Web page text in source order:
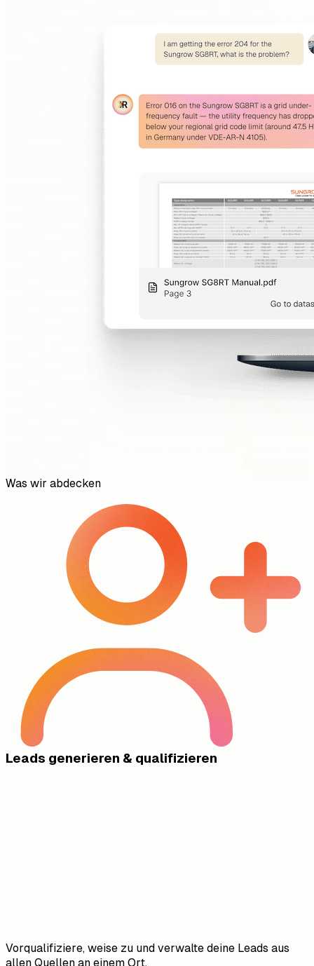
Was wir abdecken
Leads generieren & qualifizieren
Vorqualifiziere, weise zu und verwalte deine Leads aus
allen Quellen an einem Ort.